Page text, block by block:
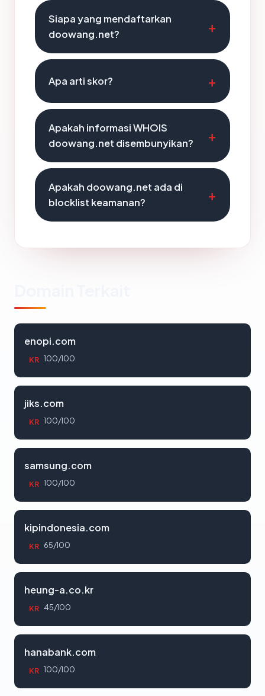
Siapa yang mendaftarkan
doowang.net?
Apa arti skor?
Apakah informasi WHOIS
doowang.net disembunyikan?
Apakah doowang.net ada di
blocklist keamanan?
enopi.com
KR 100/100
jiks.com
KR 100/100
samsung.com
KR 100/100
kipindonesia.com
KR 65/100
heung-a.co.kr
KR 45/100
hanabank.com
KR 100/100